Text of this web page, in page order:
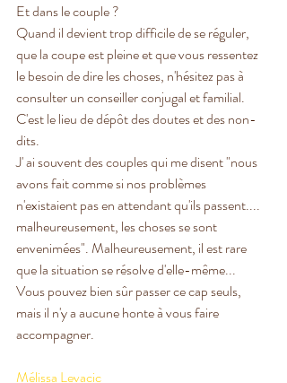
Et dans le couple ?
Quand il devient trop difficile de se réguler,
que la coupe est pleine et que vous ressentez
le besoin de dire les choses, n'hésitez pas à
consulter un conseiller conjugal et familial.
C'est le lieu de dépôt des doutes et des non-
dits.
J' ai souvent des couples qui me disent "nous
avons fait comme si nos problèmes
n'existaient pas en attendant qu'ils passent....
malheureusement, les choses se sont
envenimées". Malheureusement, il est rare
que la situation se résolve d'elle-même...
Vous pouvez bien sûr passer ce cap seuls,
mais il n'y a aucune honte à vous faire
accompagner.
Mélissa Levacic